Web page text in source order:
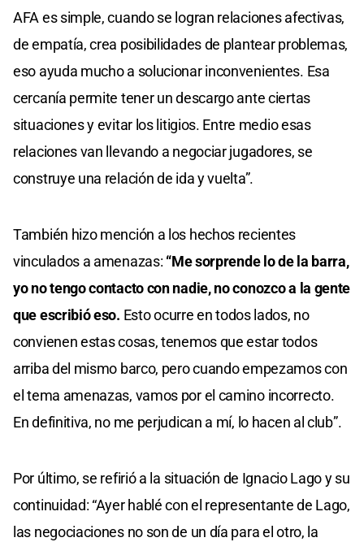
AFA es simple, cuando se logran relaciones afectivas,
de empatía, crea posibilidades de plantear problemas,
eso ayuda mucho a solucionar inconvenientes. Esa
cercanía permite tener un descargo ante ciertas
situaciones y evitar los litigios. Entre medio esas
relaciones van llevando a negociar jugadores, se
construye una relación de ida y vuelta”.
También hizo mención a los hechos recientes
vinculados a amenazas: “Me sorprende lo de la barra,
yo no tengo contacto con nadie, no conozco a la gente
que escribió eso. Esto ocurre en todos lados, no
convienen estas cosas, tenemos que estar todos
arriba del mismo barco, pero cuando empezamos con
el tema amenazas, vamos por el camino incorrecto.
En definitiva, no me perjudican a mí, lo hacen al club”.
Por último, se refirió a la situación de Ignacio Lago y su
continuidad: “Ayer hablé con el representante de Lago,
las negociaciones no son de un día para el otro, la